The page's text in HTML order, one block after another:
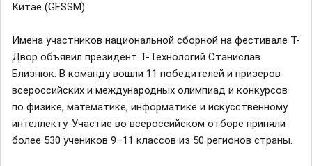
Китае (GFSSM)
Имена участников национальной сборной на фестивале Т-
Двор объявил президент Т-Технологий Станислав
Близнюк. В команду вошли 11 победителей и призеров
всероссийских и международных олимпиад и конкурсов
по физике, математике, информатике и искусственному
интеллекту. Участие во всероссийском отборе приняли
более 530 учеников 9–11 классов из 50 регионов страны.